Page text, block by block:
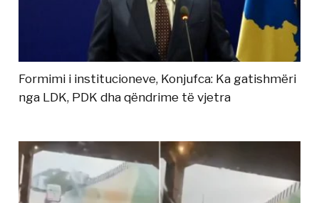
Formimi i institucioneve, Konjufca: Ka gatishmëri
nga LDK, PDK dha qëndrime të vjetra